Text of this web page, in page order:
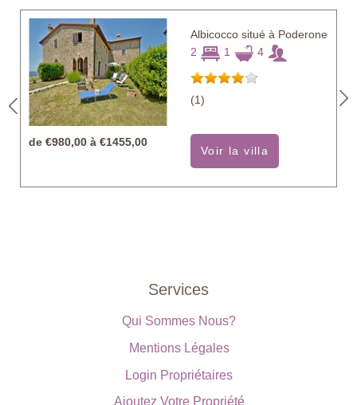
Albicocco situé à Poderone
2
1 4
(1)
de €980,00 à €1455,00
Voir la villa
Services
Qui Sommes Nous?
Mentions Légales
Login Propriétaires
Ajoutez Votre Propriété